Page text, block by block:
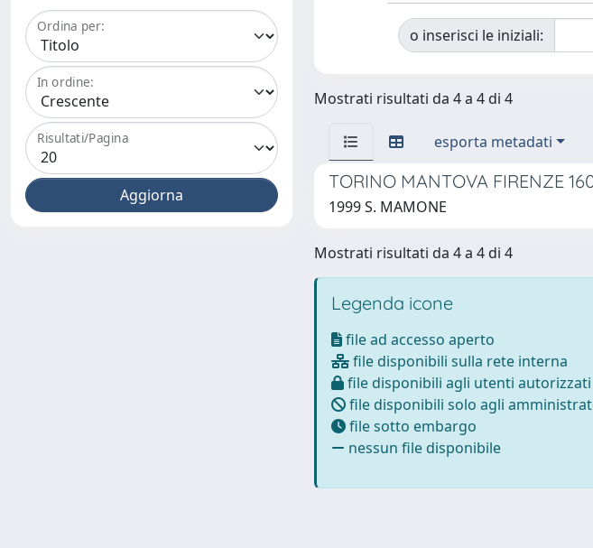
Ordina per:
In ordine:
Risultati/Pagina
o inserisci le iniziali:
Mostrati risultati da 4 a 4 di 4
esporta metadati
TORINO MANTOVA FIRENZE
1999 S. MAMONE
Mostrati risultati da 4 a 4 di 4
Legenda icone
file ad accesso aperto
file disponibili sulla rete interna
file disponibili agli utenti autorizzati
file disponibili solo agli
file sotto embargo
nessun file disponibile